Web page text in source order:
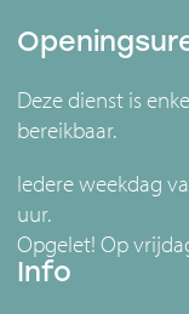
Deze dienst is
bereikbaar.
Iedere weekdag
uur.
Opgelet! Op
Info